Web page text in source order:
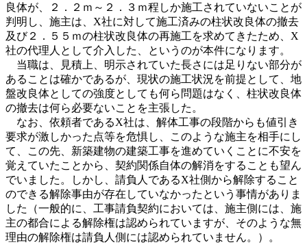
良体が、２．２ｍ～２．３ｍ程しか施工されていないことが
判明し、施主は、X社に対して施工済みの柱状改良体の撤去
及び２．５５ｍの柱状改良体の再施工を求めてきたため、X
社の代理人として介入した、というのが本件になります。
当職は、見積上、明示されていた長さには足りない部分が
あることは確かであるが、現状の施工状況を前提として、地
盤改良体としての強度としても何ら問題はなく、柱状改良体
の撤去は何ら必要ないことを主張した。
なお、依頼者であるX社は、解体工事の段階からも値引き
要求が激しかった点等を危惧し、このような施主を相手にし
て、この先、新築建物の建築工事を進めていくことに不安を
覚えていたことから、契約関係自体の解消をすることも望ん
でいました。しかし、請負人であるX社側から解除すること
のできる解除事由が存在していなかったという事情がありま
した（一般的に、工事請負契約においては、施主側には、施
主の都合による解除権は認められていますが、そのような無
理由の解除権は請負人側には認められていません。）。